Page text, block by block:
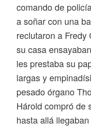
comando de
a soñar con una
reclutaron a Fredy
su casa
les prestaba su
largas y
pesado órgano
Hárold compró de
hasta allá